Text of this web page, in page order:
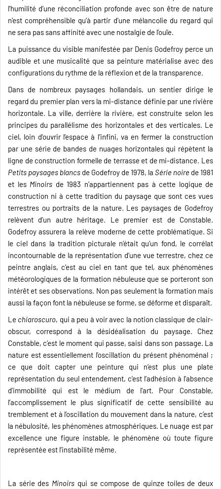
l’humilité d’une réconciliation profonde avec son être de nature
n’est compréhensible qu’à partir d’une mélancolie du regard qui
ne sera pas sans affinité avec une nostalgie de l’ouïe.
La puissance du visible manifestée par Denis Godefroy perce un
audible et une musicalité que sa peinture matérialise avec des
configurations du rythme de la réflexion et de la transparence.
Dans de nombreux paysages hollandais, un sentier dirige le
regard du premier plan vers la mi-distance définie par une rivière
horizontale. La ville, derrière la rivière, est construite selon les
principes du parallélisme des horizontales et des verticales. Le
ciel, loin d’ouvrir l’espace à l’infini, va en fermer la construction
par une série de bandes de nuages horizontales qui répètent la
ligne de construction formelle de terrasse et de mi-distance. Les
Petits paysages blancs de Godefroy de 1978, la Série noire de 1981
et les Minoirs de 1983 n’appartiennent pas à cette logique de
construction ni à cette tradition du paysage que sont ces vues
terrestres ou portraits de la nature. Les paysages de Godefroy
relèvent d’un autre héritage. Le premier est de Constable.
Godefroy assurera la relève moderne de cette problématique. Si
le ciel dans la tradition picturale n’était qu’un fond, le corrélat
incontournable de la représentation d’une vue terrestre, chez ce
peintre anglais, c’est au ciel en tant que tel, aux phénomènes
météorologiques de la formation nébuleuse que se porteront son
intérêt et ses observations. Non pas seulement la formation mais
aussi la façon font la nébuleuse se forme, se déforme et disparaît.
Le chiaroscuro, qui a peu à voir avec la notion classique de clair-
obscur, correspond à la désidéalisation du paysage. Chez
Constable, c’est le moment qui passe, saisi dans son passage. La
nature est essentiellement l’oscillation du présent phénoménal ;
ce que doit capter une peinture qui n’est plus une plate
représentation du seul entendement, c’est l’adhésion à l’absence
d’immobilité qui est le médium de l’art. Pour Constable,
l’accomplissement le plus significatif de cette sensibilité au
tremblement et à l’oscillation du mouvement dans la nature, c’est
la nébulosité, les phénomènes atmosphériques. Le nuage est par
excellence une figure instable, le phénomène où toute figure
représentée est l’instabilité même.
La série des Minoirs qui se compose de quinze toiles de deux